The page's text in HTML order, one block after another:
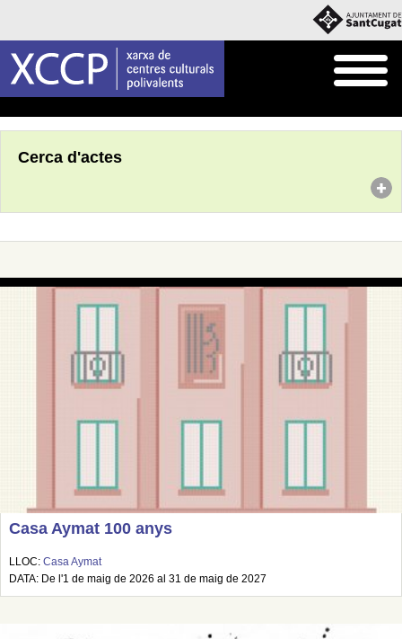
Cerca d'actes
Casa Aymat 100 anys
LLOC: Casa Aymat
DATA: De l'1 de maig de 2026 al 31 de maig de 2027